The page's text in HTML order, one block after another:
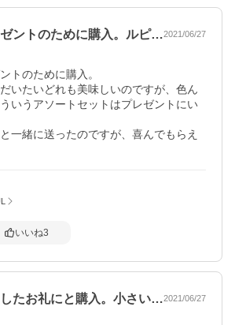
ントのために購入。ルピ…2021/06/27
トのために購入。
いたいどれも美味しいのですが、色ん
いうアソートセットはプレゼントにい
一緒に送ったのですが、喜んでもらえ
いいね3
たお礼にと購入。小さい…2021/06/27